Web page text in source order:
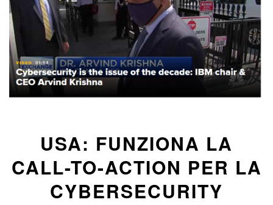
USA: FUNZIONA LA
CALL-TO-ACTION PER LA
CYBERSECURITY